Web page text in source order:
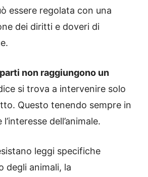
essere regolata con una
dei diritti e doveri di
non raggiungono un
si trova a intervenire solo
Questo tenendo sempre in
dell’animale.
leggi specifiche
degli animali, la